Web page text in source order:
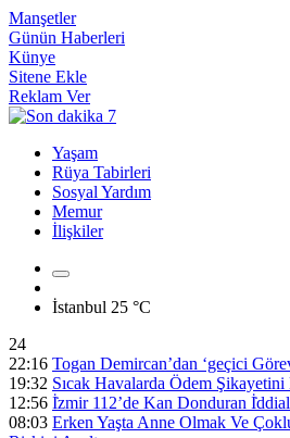
Manşetler
Günün Haberleri
Künye
Sitene Ekle
Reklam Ver
Yaşam
Rüya Tabirleri
Sosyal Yardım
Memur
İlişkiler
İstanbul 25 °C
24
22:16 Togan Demircan’dan ‘geçici
19:32 Sıcak Havalarda Ödem
12:56 İ̇zmir 112’de Kan Donduran
08:03 Erken Yaşta Anne Olmak Ve